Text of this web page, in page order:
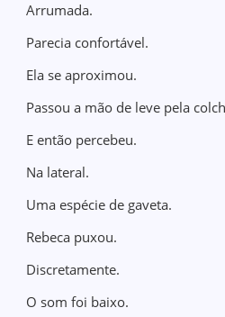
Arrumada.
Parecia confortável.
Ela se aproximou.
Passou a mão de leve pela
E então percebeu.
Na lateral.
Uma espécie de gaveta.
Rebeca puxou.
Discretamente.
O som foi baixo.